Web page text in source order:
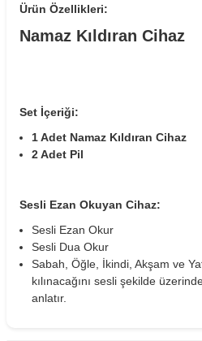
Ürün Özellikleri:
Namaz Kıldıran Cihaz
Set İçeriği:
1 Adet Namaz Kıldıran Cihaz
2 Adet Pil
Sesli Ezan Okuyan Cihaz:
Sesli Ezan Okur
Sesli Dua Okur
Sabah, Öğle, İkindi, Akşam ve
kılınacağını sesli şekilde
anlatır.